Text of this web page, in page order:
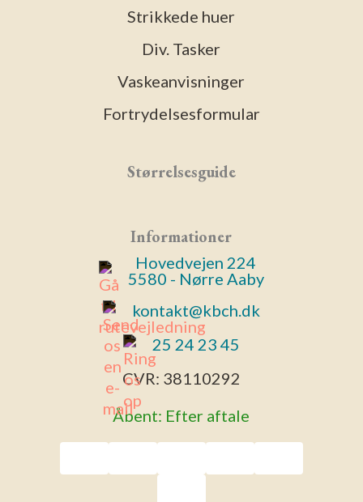
Strikkede huer
Div. Tasker
Vaskeanvisninger
Fortrydelsesformular
Størrelsesguide
Informationer
Hovedvejen 224
5580 - Nørre Aaby
kontakt@kbch.dk
25 24 23 45
CVR: 38110292
Åbent: Efter aftale